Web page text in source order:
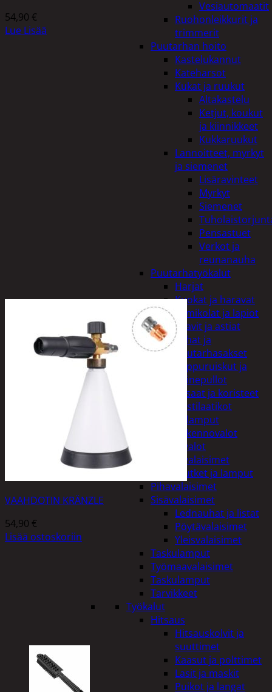
Vesiautomaatit
Ruohonleikkurit ja
trimmerit
Puutarhan hoito
Kastelukannut
Kateharsot
Kukat ja ruukut
Altakastelu
Ketjut, koukut
ja kiinnikkeet
Kukkaruukut
Lannoitteet, myrkyt
ja siemenet
Lisäravinteet
Myrkyt
Siemenet
Pensastuet
Verkot ja
reunanauha
Puutarhatyökalut
Harjat
Kuokat ja haravat
Lumikolat ja lapiot
Saavit ja astiat
Sahat ja
puutarhasakset
Reppuruiskut ja
painepullot
Pihapatsaat ja koristeet
Postilaatikot
Valaisimet ja lamput
Aurinkokennovalot
Koristevalot
Koristevalaisimet
Loisteputket ja lamput
Pihavalaisimet
Sisävalaisimet
Lednauhat ja listat
Pöytävalaisimet
Yleisvalaisimet
Taskulamput
Työmaavalaisimet
Taskulamput
Tarvikkeet
Työkalut
Hitsaus
Hitsauskolvit ja
suuttimet
Kaasut ja polttimet
Lasit ja maskit
Puikot ja langat
54,90 €
Lue Lisää
VAAHDOTIN KRÄNZLE
54,90 €
Lisää ostoskoriin